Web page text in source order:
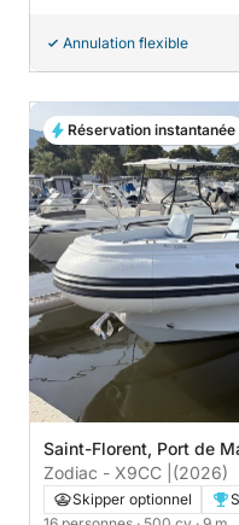
Annulation flexible
Saint-Florent, Port de
Zodiac - X9CC | (2026)
Skipper optionnel
Réservation instantanée